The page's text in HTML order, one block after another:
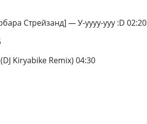
Стрейзанд] —У-уууу-ууу :D 02:20
Kiryabike Remix) 04:30